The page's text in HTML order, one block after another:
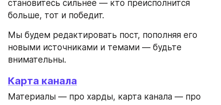
становитесь сильнее — кто преисполнится
больше, тот и победит.
Мы будем редактировать пост, пополняя его
новыми источниками и темами — будьте
внимательны.
Карта канала
Материалы — про харды, карта канала — про